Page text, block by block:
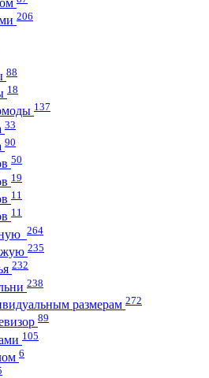
206
88
18
137
33
90
50
19
11
11
264
235
232
238
размерам 272
89
105
6